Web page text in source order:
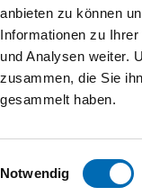
anbieten zu können
Informationen zu
und Analysen weiter.
zusammen, die Sie
gesammelt haben.
Einwilligungsauswahl
Notwendig